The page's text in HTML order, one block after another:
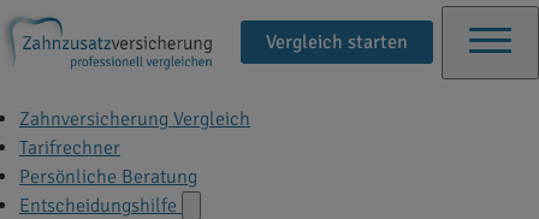
Vergleich starten
Zahnversicherung Vergleich
Tarifrechner
Persönliche Beratung
Entscheidungshilfe